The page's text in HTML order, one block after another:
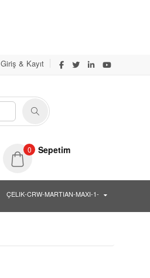
Giriş & Kayıt
0 Sepetim
ÇELIK-CRW-MARTIAN-MAXI-1-